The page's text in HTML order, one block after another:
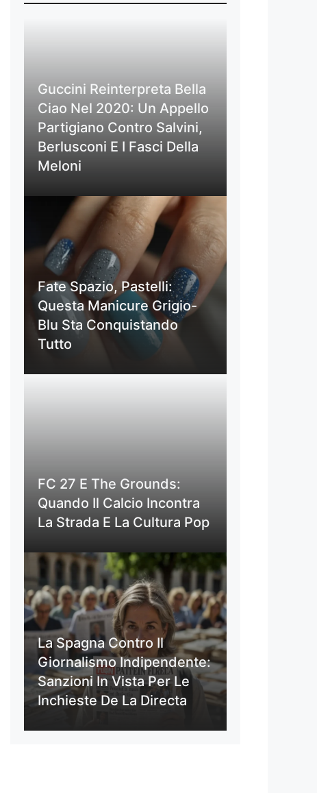
Guccini Reinterpreta Bella
Ciao Nel 2020: Un Appello
Partigiano Contro Salvini,
Berlusconi E I Fasci Della
Meloni
Fate Spazio, Pastelli:
Questa Manicure Grigio-
Blu Sta Conquistando
Tutto
FC 27 E The Grounds:
Quando Il Calcio Incontra
La Strada E La Cultura Pop
La Spagna Contro Il
Giornalismo Indipendente:
Sanzioni In Vista Per Le
Inchieste De La Directa